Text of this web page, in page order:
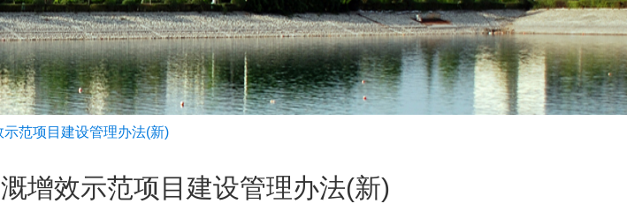
范项目建设管理办法(新)
增效示范项目建设管理办法(新)